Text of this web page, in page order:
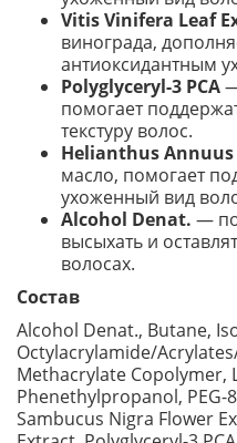
Vitis Vinifera Leaf
винограда,
антиоксидантным
Polyglyceryl-3 PCA
помогает
текстуру волос.
Helianthus Annuus
масло, помогает
ухоженный вид
Alcohol Denat. —
высыхать и
волосах.
Состав
Alcohol Denat., Butane,
Octylacrylamide/
Methacrylate Copolymer,
Phenethylpropanol,
Sambucus Nigra Flower